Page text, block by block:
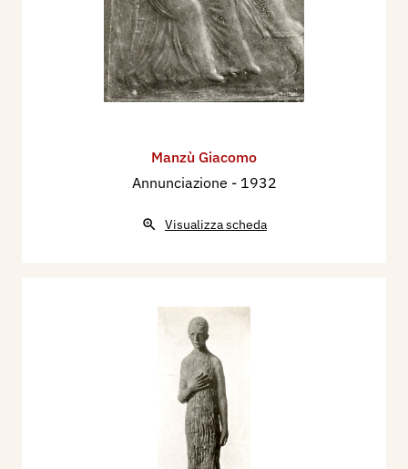
Manzù Giacomo
Annunciazione - 1932
Visualizza scheda